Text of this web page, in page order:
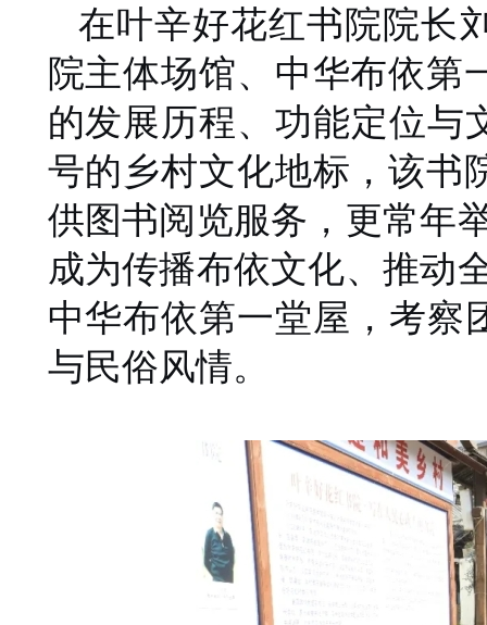
在叶辛好花红书院院长
院主体场馆、中华布依第
的发展历程、功能定位与
号的乡村文化地标，该书
供图书阅览服务，更常年
成为传播布依文化、推动
中华布依第一堂屋，考察
与民俗风情。